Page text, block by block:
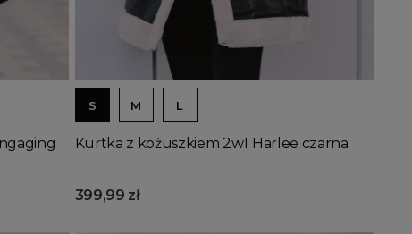
Dodaj do koszyka
S M L
Kurtka z kożuszkiem 2w1 Harlee czarna
399,99 zł